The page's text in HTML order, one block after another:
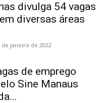
divulga 54 vagas
diversas áreas
de janeiro de 2022
de emprego
Sine Manaus